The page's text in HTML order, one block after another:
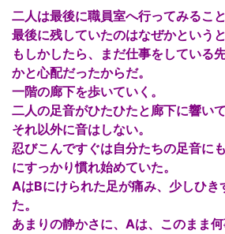
二人は最後に職員室へ行ってみること
最後に残していたのはなぜかというと
もしかしたら、まだ仕事をしている
かと心配だったからだ。
一階の廊下を歩いていく。
二人の足音がひたひたと廊下に響いて
それ以外に音はしない。
忍びこんですぐは自分たちの足音に
にすっかり慣れ始めていた。
AはBにけられた足が痛み、少しひき
た。
あまりの静かさに、Aは、このまま